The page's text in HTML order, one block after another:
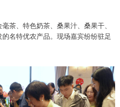
茶、特色奶茶、桑果汁、桑果干、
名特优农产品。现场嘉宾纷纷驻足